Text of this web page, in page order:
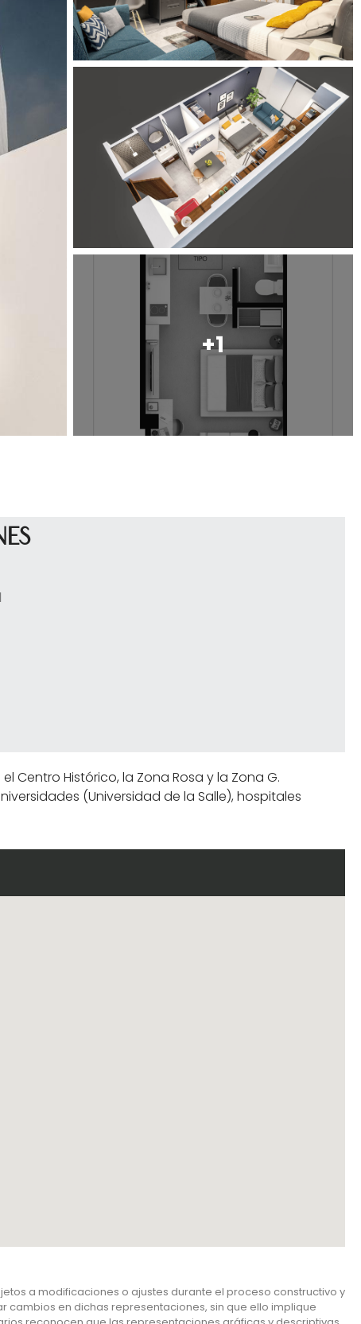
+1
Histórico, la Zona Rosa y la Zona G.
(Universidad de la Salle), hospitales
a modificaciones o ajustes durante el proceso constructivo y
cambios en dichas representaciones, sin que ello implique